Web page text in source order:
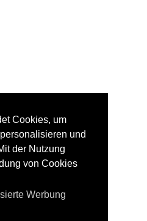
Cookies, um
und
der Nutzung
von Cookies
Werbung